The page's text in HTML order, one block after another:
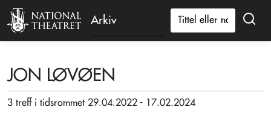
Arkiv
JON LØVØEN
3 treff i tidsrommet 29.04.2022 - 17.02.2024